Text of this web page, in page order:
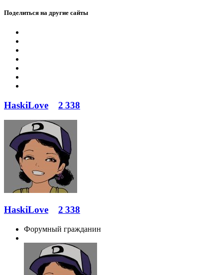
Поделиться на другие сайты
HaskiLove 2 338
HaskiLove 2 338
Форумный гражданин